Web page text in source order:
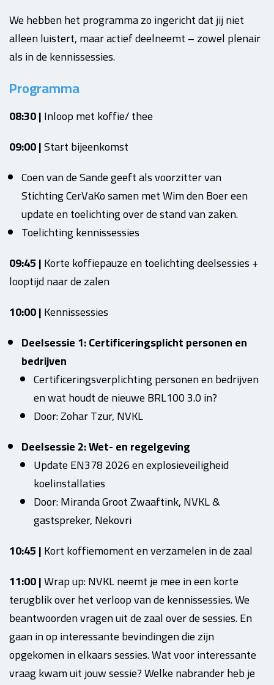
We hebben het programma zo ingericht dat jij niet
alleen luistert, maar actief deelneemt – zowel plenair
als in de kennissessies.
Programma
08:30 |Inloop met koffie/ thee
09:00 |Start bijeenkomst
Coen van de Sande geeft als voorzitter van
Stichting CerVaKo samen met Wim den Boer een
update en toelichting over de stand van zaken.
Toelichting kennissessies
09:45 |Korte koffiepauze en toelichting deelsessies +
looptijd naar de zalen
10:00 |Kennissessies
Deelsessie 1: Certificeringsplicht personen en
bedrijven
Certificeringsverplichting personen en bedrijven
en wat houdt de nieuwe BRL100 3.0 in?
Door: Zohar Tzur, NVKL
Deelsessie 2: Wet- en regelgeving
Update EN378 2026 en explosieveiligheid
koelinstallaties
Door: Miranda Groot Zwaaftink, NVKL &
gastspreker, Nekovri
10:45 |Kort koffiemoment en verzamelen in de zaal
11:00 |Wrap up: NVKL neemt je mee in een korte
terugblik over het verloop van de kennissessies. We
beantwoorden vragen uit de zaal over de sessies. En
gaan in op interessante bevindingen die zijn
opgekomen in elkaars sessies. Wat voor interessante
vraag kwam uit jouw sessie? Welke nabrander heb je